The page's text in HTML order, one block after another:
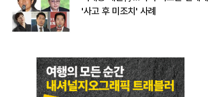
'사고 후 미조치' 사례